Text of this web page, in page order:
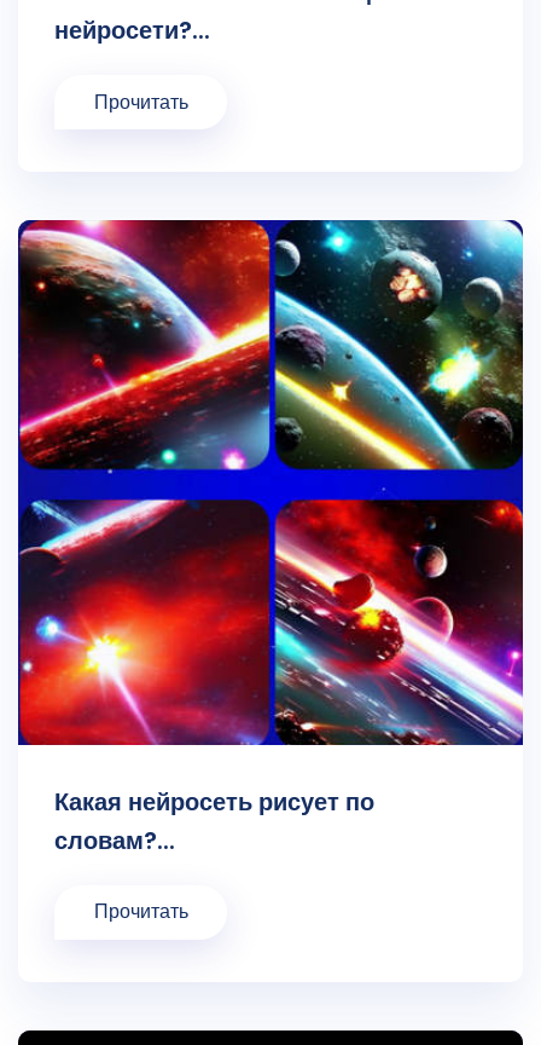
нейросети?...
Прочитать
Какая нейросеть рисует по
словам?...
Прочитать